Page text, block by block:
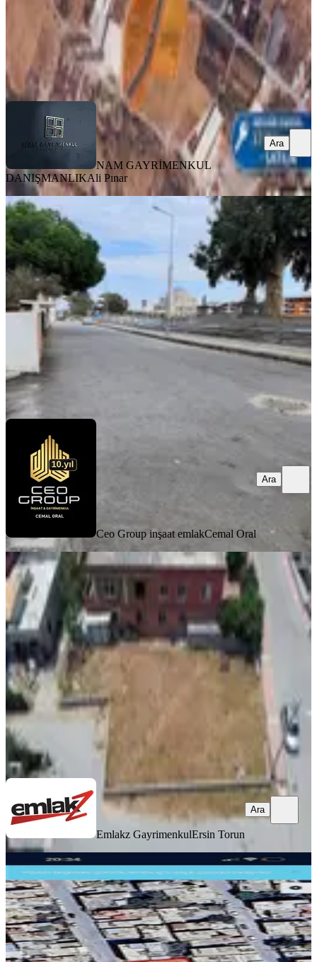
NAM GAYRİMENKUL DANIŞMANLIKAli Pınar
NAM GAYRİMENKUL
DANIŞMANLIKAli Pınar
Ara
Karaduvarda Fırsat Acil Satılık Arsa
4 Kat Ticari+konut İmarlı
Akdeniz, Karaduvar Mahallesi
190 m²
·26.05.2026
1.750.000 ₺
Ceo Group inşaat emlak
Ara
Ceo Group inşaat emlakCemal Oral
Ara
Emlak Z' Den ⫸ Ｆｉｒｓａt⫸
Karacailyasta 357 M2 Satılık Arsa
Akdeniz, Karacailyas Mahallesi
357 m²·10.504/m²·05.07.2026
3.750.000 ₺
Emlakz Gayrimenkul
Ara
Emlakz GayrimenkulErsin Torun
Ara
Aziz Emlak'tan Gündoğdu Mah
Satılık 305metre Uygun Fiyata
Akdeniz, Gündoğdu Mahallesi
305 m²·9.016/m²·12.06.2026